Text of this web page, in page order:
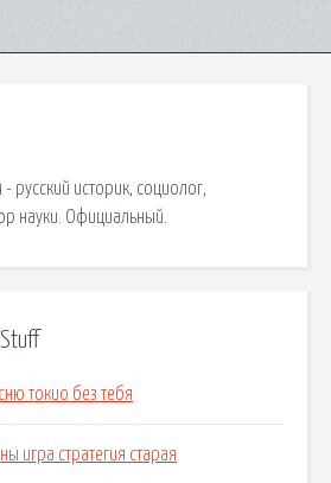
русский историк, социолог,
науки. Официальный.
токио без тебя
игра стратегия старая